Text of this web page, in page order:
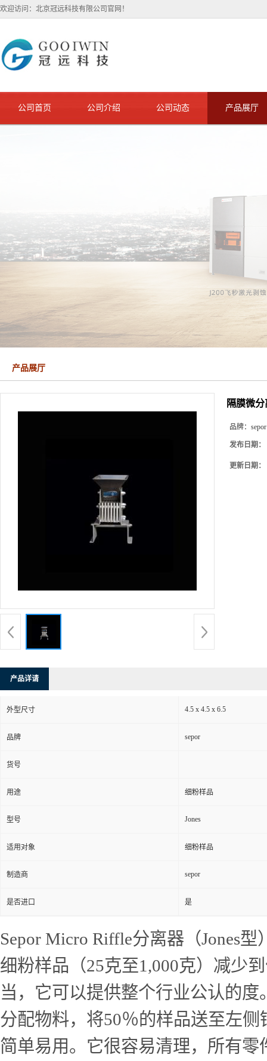
欢迎访问：北京冠远科技有限公司官网！
公司首页 公司介绍 公司动态 产品展厅
产品展厅
隔膜微分
品牌： sepor
发布日期：
更新日期：
产品详请
外型尺寸 4.5 x 4.5 x 6.5
品牌 sepor
货号
用途 细粉样品
型号 Jones
适用对象 细粉样品
制造商 sepor
是否进口 是
Sepor Micro Riffle分离器（Jones
细粉样品（25克至1,000克）减少
当，它可以提供整个行业公认的
分配物料，将50％的样品送至左
简单易用。 它很容易清理，所有零